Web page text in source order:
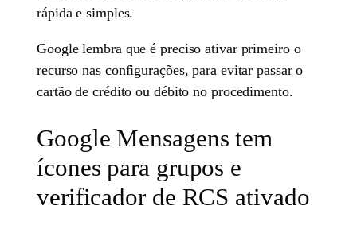
rápida e simples.
Google lembra que é preciso ativar primeiro o
recurso nas configurações, para evitar passar o
cartão de crédito ou débito no procedimento.
Google Mensagens tem
ícones para grupos e
verificador de RCS ativado